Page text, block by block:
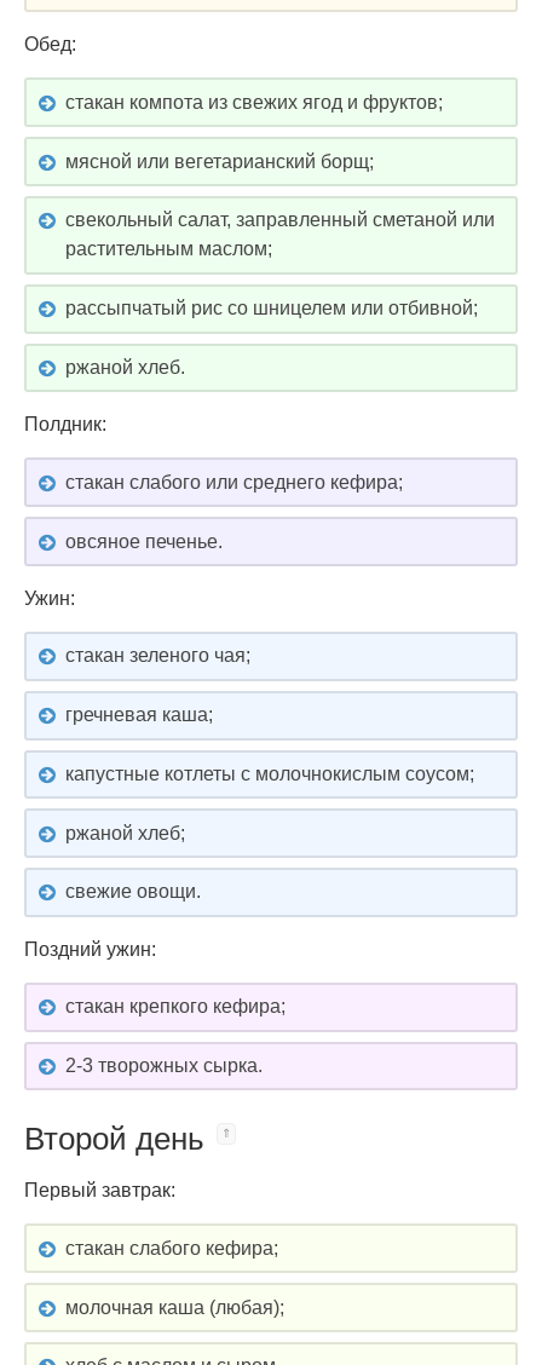
Обед:
стакан компота из свежих ягод и фруктов;
мясной или вегетарианский борщ;
свекольный салат, заправленный сметаной или
растительным маслом;
рассыпчатый рис со шницелем или отбивной;
ржаной хлеб.
Полдник:
стакан слабого или среднего кефира;
овсяное печенье.
Ужин:
стакан зеленого чая;
гречневая каша;
капустные котлеты с молочнокислым соусом;
ржаной хлеб;
свежие овощи.
Поздний ужин:
стакан крепкого кефира;
2-3 творожных сырка.
Второй день
Первый завтрак:
стакан слабого кефира;
молочная каша (любая);